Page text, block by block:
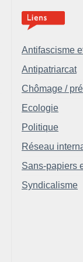
Antifascisme
Antipatriarcat
Chômage /
Ecologie
Politique
Réseau
Sans-papiers
Syndicalisme